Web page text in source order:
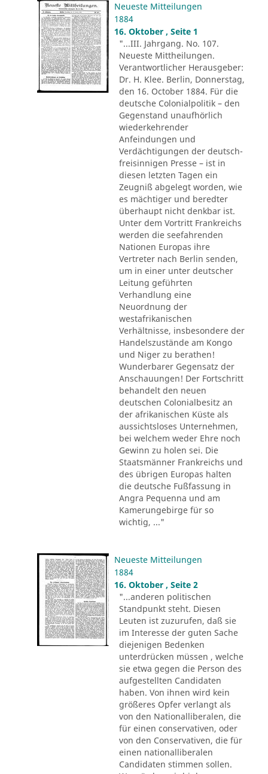
Neueste Mitteilungen
1884
16. Oktober , Seite 1
"...III. Jahrgang. No. 107.
Neueste Mittheilungen.
Verantwortlicher Herausgeber:
Dr. H. Klee. Berlin, Donnerstag,
den 16. October 1884. Für die
deutsche Colonialpolitik – den
Gegenstand unaufhörlich
wiederkehrender
Anfeindungen und
Verdächtigungen der deutsch-
freisinnigen Presse – ist in
diesen letzten Tagen ein
Zeugniß abgelegt worden, wie
es mächtiger und beredter
überhaupt nicht denkbar ist.
Unter dem Vortritt Frankreichs
werden die seefahrenden
Nationen Europas ihre
Vertreter nach Berlin senden,
um in einer unter deutscher
Leitung geführten
Verhandlung eine
Neuordnung der
westafrikanischen
Verhältnisse, insbesondere der
Handelszustände am Kongo
und Niger zu berathen!
Wunderbarer Gegensatz der
Anschauungen! Der Fortschritt
behandelt den neuen
deutschen Colonialbesitz an
der afrikanischen Küste als
aussichtsloses Unternehmen,
bei welchem weder Ehre noch
Gewinn zu holen sei. Die
Staatsmänner Frankreichs und
des übrigen Europas halten
die deutsche Fußfassung in
Angra Pequenna und am
Kamerungebirge für so
wichtig, ..."
Neueste Mitteilungen
1884
16. Oktober , Seite 2
"...anderen politischen
Standpunkt steht. Diesen
Leuten ist zuzurufen, daß sie
im Interesse der guten Sache
diejenigen Bedenken
unterdrücken müssen , welche
sie etwa gegen die Person des
aufgestellten Candidaten
haben. Von ihnen wird kein
größeres Opfer verlangt als
von den Nationalliberalen, die
für einen conservativen, oder
von den Conservativen, die für
einen nationalliberalen
Candidaten stimmen sollen.